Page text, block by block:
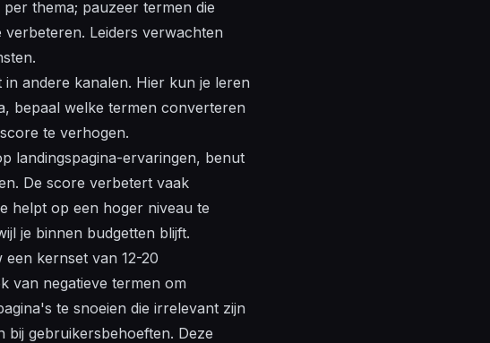
thema; pauzeer termen die
Leiders verwachten
andere kanalen. Hier kun je leren
bepaal welke termen converteren
te verhogen.
landingspagina-ervaringen, benut
De score verbetert vaak
helpt op een hoger niveau te
je binnen budgetten blijft.
kernset van 12-20
van negatieve termen om
te snoeien die irrelevant zijn
bij gebruikersbehoeften. Deze